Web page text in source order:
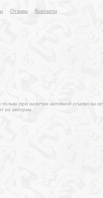
Отзывы Контакты
при наличии активной ссылки на
их авторам.